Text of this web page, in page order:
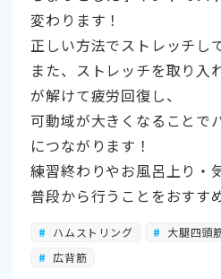
変わります！
正しい方法でストレッチし
また、ストレッチを取り入
が解けて疲労回復し、
可動域が大きくなることで
につながります！
練習終わりやお風呂上り・
普段から行うことをおすす
ハムストリング 大腿四頭
広背筋